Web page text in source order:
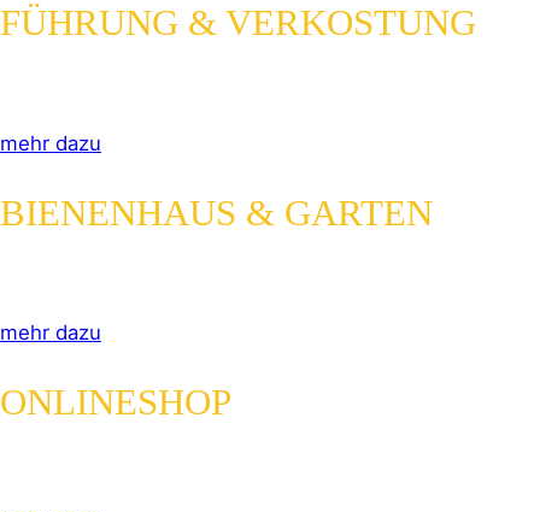
FÜHRUNG & VERKOSTUNG
mehr dazu
BIENENHAUS & GARTEN
mehr dazu
ONLINESHOP